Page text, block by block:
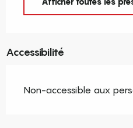
Accessibilité
Non-accessible aux